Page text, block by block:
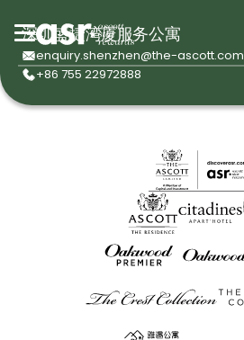
深圳盛捷湾厦服务公寓
enquiry.shenzhen@the-ascott.com
+86 755 22972888